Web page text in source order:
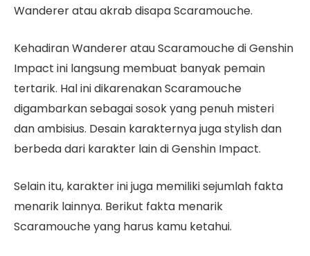
Wanderer atau akrab disapa Scaramouche.
Kehadiran Wanderer atau Scaramouche di Genshin
Impact ini langsung membuat banyak pemain
tertarik. Hal ini dikarenakan Scaramouche
digambarkan sebagai sosok yang penuh misteri
dan ambisius. Desain karakternya juga stylish dan
berbeda dari karakter lain di Genshin Impact.
Selain itu, karakter ini juga memiliki sejumlah fakta
menarik lainnya. Berikut fakta menarik
Scaramouche yang harus kamu ketahui.